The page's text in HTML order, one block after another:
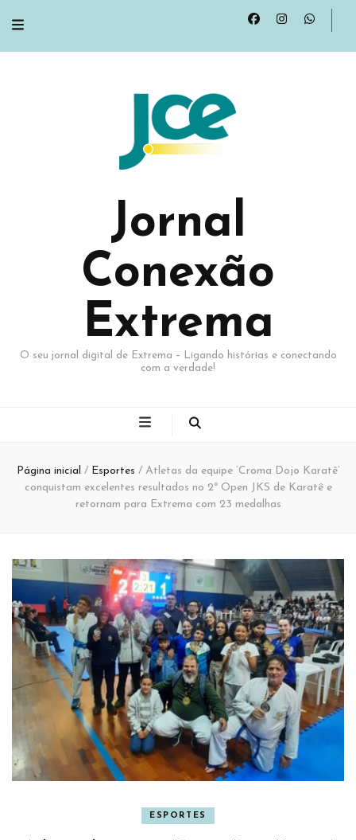
Jornal
Conexão
Extrema
O seu jornal digital de Extrema – Ligando histórias e conectando
com a verdade!
Página inicial / Esportes / Atletas da equipe ‘Croma Dojo Karatê’
conquistam excelentes resultados no 2º Open JKS de Karatê e
retornam para Extrema com 23 medalhas
ESPORTES